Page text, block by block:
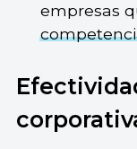
empresas